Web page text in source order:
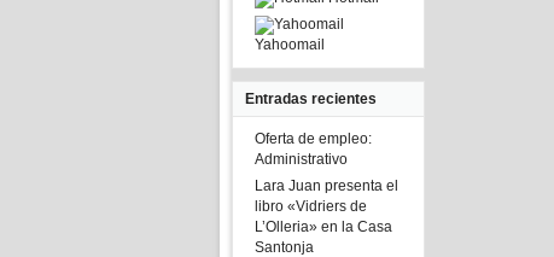
Yahoomail
Entradas recientes
Oferta de empleo:
Administrativo
Lara Juan presenta el
libro «Vidriers de
L’Olleria» en la Casa
Santonja